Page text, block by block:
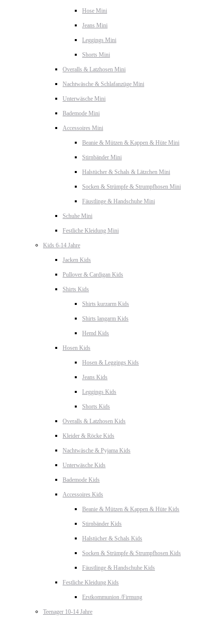
Hose Mini
Jeans Mini
Leggings Mini
Shorts Mini
Overalls & Latzhosen Mini
Nachtwäsche & Schlafanzüge Mini
Unterwäsche Mini
Bademode Mini
Accessoires Mini
Beanie & Mützen & Kappen & Hüte Mini
Stirnbänder Mini
Halstücher & Schals & Lätzchen Mini
Socken & Strümpfe & Strumpfhosen Mini
Fäustlinge & Handschuhe Mini
Schuhe Mini
Festliche Kleidung Mini
Kids 6-14 Jahre
Jacken Kids
Pullover & Cardigan Kids
Shirts Kids
Shirts kurzarm Kids
Shirts langarm Kids
Hemd Kids
Hosen Kids
Hosen & Leggings Kids
Jeans Kids
Leggings Kids
Shorts Kids
Overalls & Latzhosen Kids
Kleider & Röcke Kids
Nachtwäsche & Pyjama Kids
Unterwäsche Kids
Bademode Kids
Accessoires Kids
Beanie & Mützen & Kappen & Hüte Kids
Stirnbänder Kids
Halstücher & Schals Kids
Socken & Strümpfe & Strumpfhosen Kids
Fäustlinge & Handschuhe Kids
Festliche Kleidung Kids
Erstkommunion /Firmung
Teenager 10-14 Jahre